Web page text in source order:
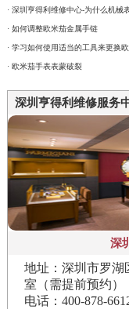
· 深圳亨得利维修中心-为什么机械
· 如何调整欧米茄金属手链
· 欧米茄手表表蒙破裂
深圳亨得利维修服务
深
地址：深圳市罗湖
室（需提前预约）
电话：400-878-